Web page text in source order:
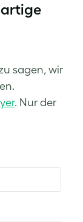
sagen, wir
. Nur der